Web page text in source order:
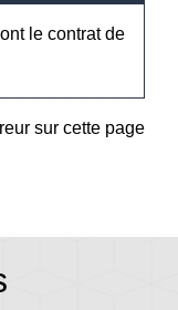
le contrat de
sur cette page